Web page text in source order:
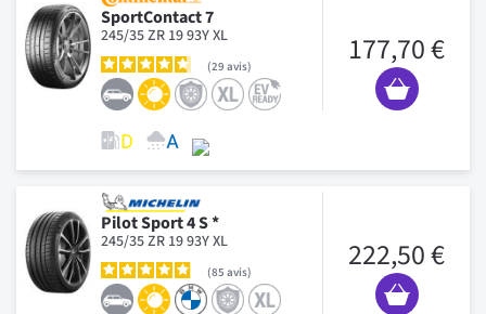
SportContact 7
245/35 ZR 19 93Y XL
29 avis 177,70 €
Pilot Sport 4 S *
245/35 ZR 19 93Y XL
85 avis 222,50 €